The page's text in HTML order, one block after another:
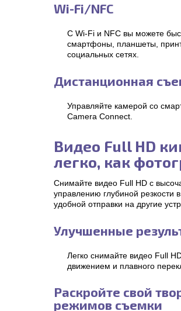
Wi-Fi/NFC
С Wi-Fi и NFC вы можете
смартфоны, планшеты,
социальных сетях.
Дистанционная
Управляйте камерой со
Camera Connect.
Видео Full HD
легко, как
Снимайте видео Full HD с
управлению глубиной
удобной отправки на другие
Улучшенные
Легко снимайте видео Full
движением и плавного
Раскройте свой
режимов съемки